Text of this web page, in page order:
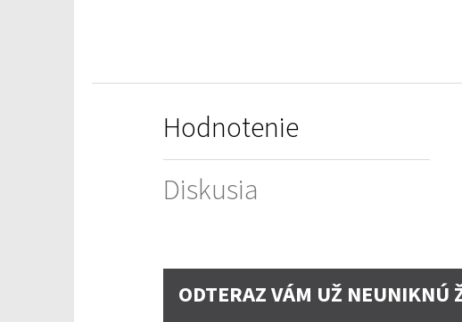
Hodnotenie
Diskusia
ODTERAZ VÁM UŽ NEUNIKNÚ